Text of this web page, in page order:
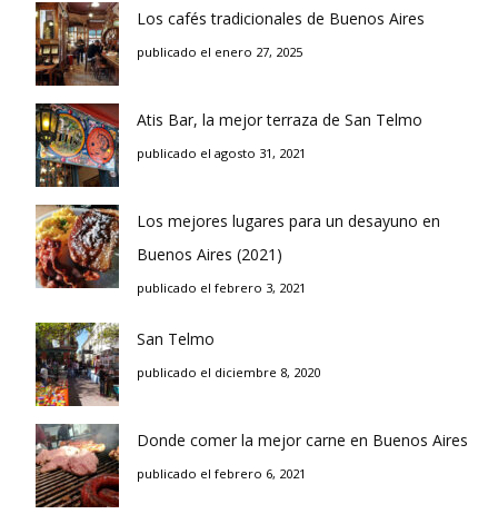
Los cafés tradicionales de Buenos Aires
publicado el enero 27, 2025
Atis Bar, la mejor terraza de San Telmo
publicado el agosto 31, 2021
Los mejores lugares para un desayuno en
Buenos Aires (2021)
publicado el febrero 3, 2021
San Telmo
publicado el diciembre 8, 2020
Donde comer la mejor carne en Buenos Aires
publicado el febrero 6, 2021